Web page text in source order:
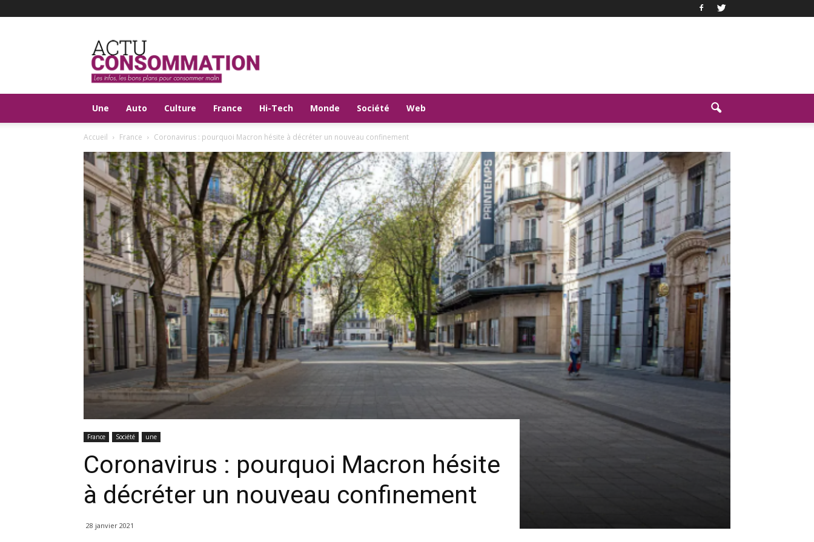
Actu
Consommation
Une Auto Culture France Hi-Tech Monde Société Web
Accueil France Coronavirus : pourquoi Macron hésite à décréter un nouveau confinement
France Société une
Coronavirus : pourquoi Macron hésite
à décréter un nouveau confinement
28 janvier 2021